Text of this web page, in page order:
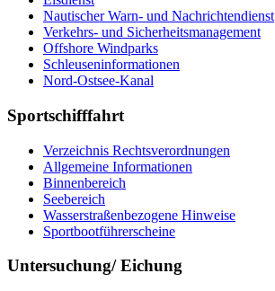
Nau­ti­scher Warn-​ und Nach­rich­ten­dienst
Ver­kehrs-​ und Si­cher­heits­ma­na­ge­ment
Offs­ho­re Wind­parks
Schleu­sen­in­for­ma­tio­nen
Nord-​Ost­see-​Ka­nal
Sportschifffahrt
Ver­zeich­nis Rechts­ver­ord­nun­gen
All­ge­mei­ne In­for­ma­tio­nen
Bin­nen­be­reich
See­be­reich
Was­ser­stra­ßen­be­zo­ge­ne Hin­wei­se
Sport­boot­füh­rer­schei­ne
Untersuchung/ Eichung